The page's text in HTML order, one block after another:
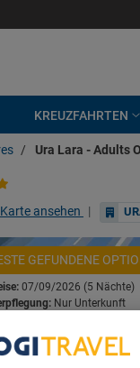
KREUZFAHRTEN
/ Ura Lara - Adults
Karte ansehen |
GEFUNDENE
07/09/2026 (5 Nächte)
Nur Unterkunft
Preis pro Nacht